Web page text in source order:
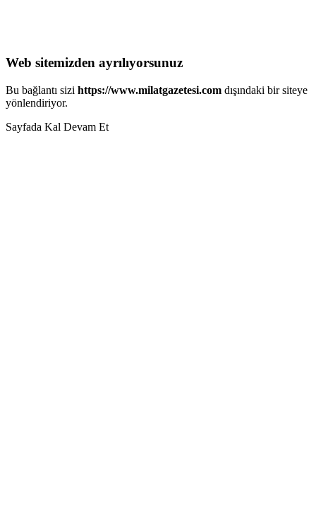
Web sitemizden ayrılıyorsunuz
Bu bağlantı sizi https://www.milatgazetesi.com dışındaki bir siteye
yönlendiriyor.
Sayfada Kal Devam Et